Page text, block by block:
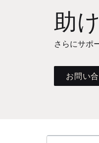
助
さらにサポ
お問い